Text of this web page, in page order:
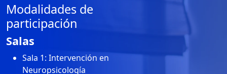
Modalidades de
participación
Salas
Sala 1: Intervención en
Neuropsicología